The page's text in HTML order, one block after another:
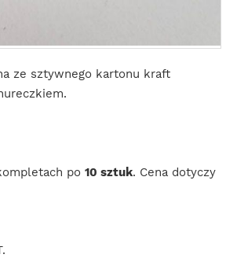
ze sztywnego kartonu kraft
po 10 sztuk. Cena dotyczy